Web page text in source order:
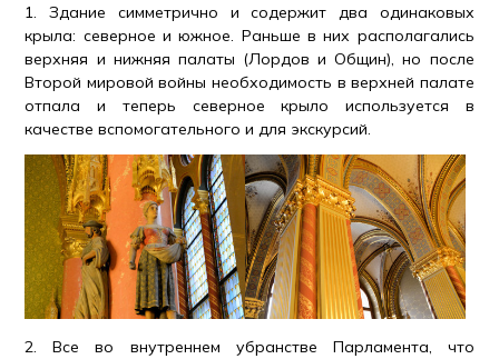
1. Здание симметрично и содержит два одинаковых
крыла: северное и южное. Раньше в них располагались
верхняя и нижняя палаты (Лордов и Общин), но после
Второй мировой войны необходимость в верхней палате
отпала и теперь северное крыло используется в
качестве вспомогательного и для экскурсий.
2. Все во внутреннем убранстве Парламента, что